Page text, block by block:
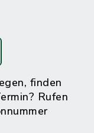
finden
Rufen